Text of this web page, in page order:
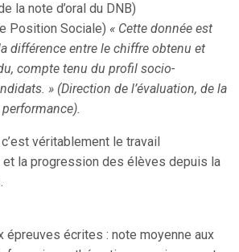
la note d’oral du DNB)
Position Sociale) « Cette donnée est
différence entre le chiffre obtenu et
compte tenu du profil socio-
» (Direction de l’évaluation, de la
véritablement le travail
et la progression des élèves depuis la
épreuves écrites : note moyenne aux